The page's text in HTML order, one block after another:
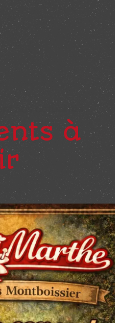
nos actualités
à